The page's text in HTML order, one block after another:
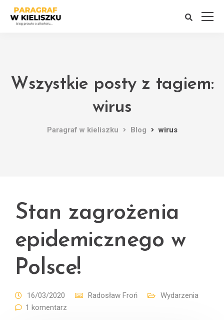
Wszystkie posty z tagiem:
wirus
Paragraf w kieliszku Blog wirus
Stan zagrożenia
epidemicznego w
Polsce!
16/03/2020 Radosław Froń
Wydarzenia
1 komentarz